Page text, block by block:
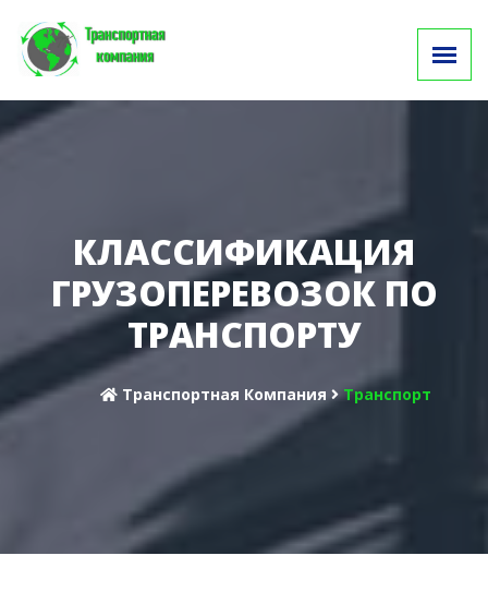
КЛАССИФИКАЦИЯ
ГРУЗОПЕРЕВОЗОК ПО
ТРАНСПОРТУ
Транспортная Компания Транспорт